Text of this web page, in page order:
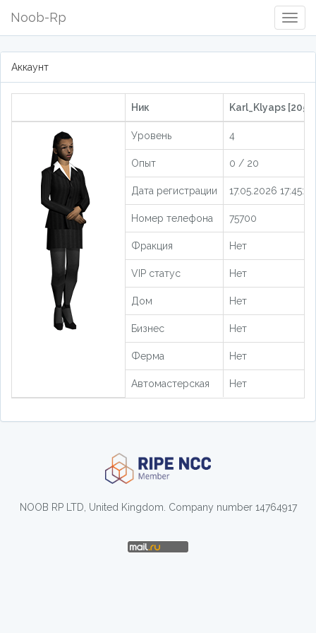
Noob-Rp
Аккаунт
Ник Karl_Klyaps
Уровень 4
Опыт 0 / 20
Дата регистрации 17.05.2026 17:45:58
Номер телефона 75700
Фракция Нет
VIP статус Нет
Дом Нет
Бизнес Нет
Ферма Нет
Автомастерская Нет
NOOB RP LTD, United Kingdom. Company number 14764917